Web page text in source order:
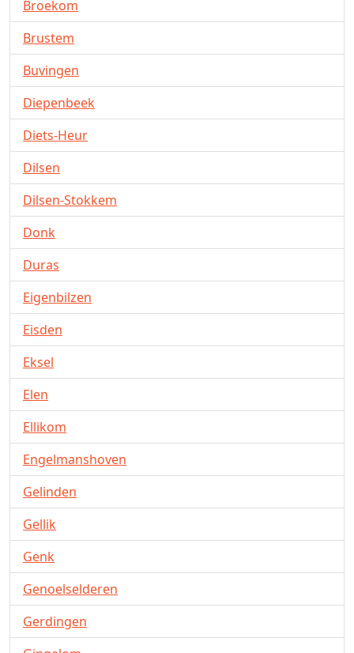
Broekom
Brustem
Buvingen
Diepenbeek
Diets-Heur
Dilsen
Dilsen-Stokkem
Donk
Duras
Eigenbilzen
Eisden
Eksel
Elen
Ellikom
Engelmanshoven
Gelinden
Gellik
Genk
Genoelselderen
Gerdingen